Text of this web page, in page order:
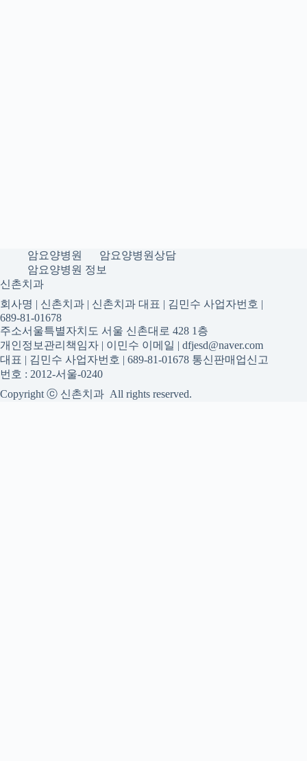
암요양병원
암요양병원상담
암요양병원 정보
신촌치과
회사명 | 신촌치과 | 신촌치과 대표 | 김민수 사업자번호 |
689-81-01678
주소서울특별자치도 서울 신촌대로 428 1층
개인정보관리책임자 | 이민수 이메일 | dfjesd@naver.com
대표 | 김민수 사업자번호 | 689-81-01678 통신판매업신고
번호 : 2012-서울-0240
Copyright ⓒ 신촌치과 All rights reserved.